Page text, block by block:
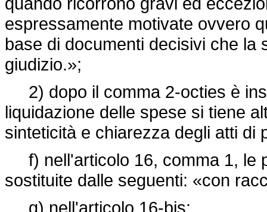
espressamente motivate ovvero
base di documenti decisivi che
giudizio.»;
2) dopo il comma 2-octies è
liquidazione delle spese si tiene
sinteticità e chiarezza degli atti di
f) nell'articolo 16, comma 1, le
sostituite dalle seguenti: «con
g) nell'articolo 16-bis: